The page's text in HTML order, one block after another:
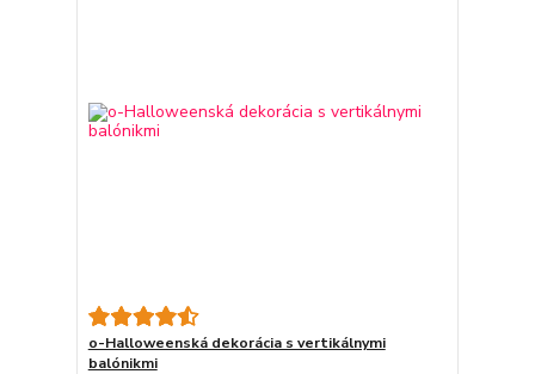
o-Halloweenská dekorácia s vertikálnymi
balónikmi